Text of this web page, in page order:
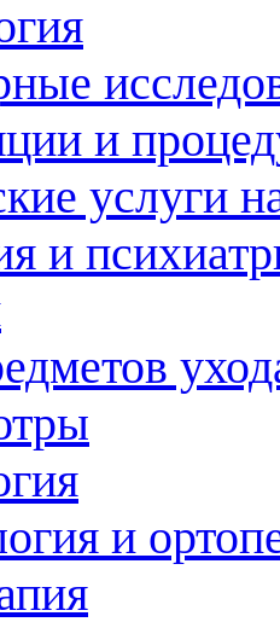
и
услуги
и
и